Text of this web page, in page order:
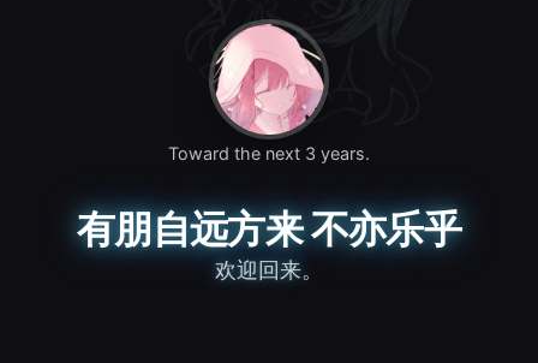
Toward the next 3 years.
有朋自远方来 不亦乐乎
欢迎回来。